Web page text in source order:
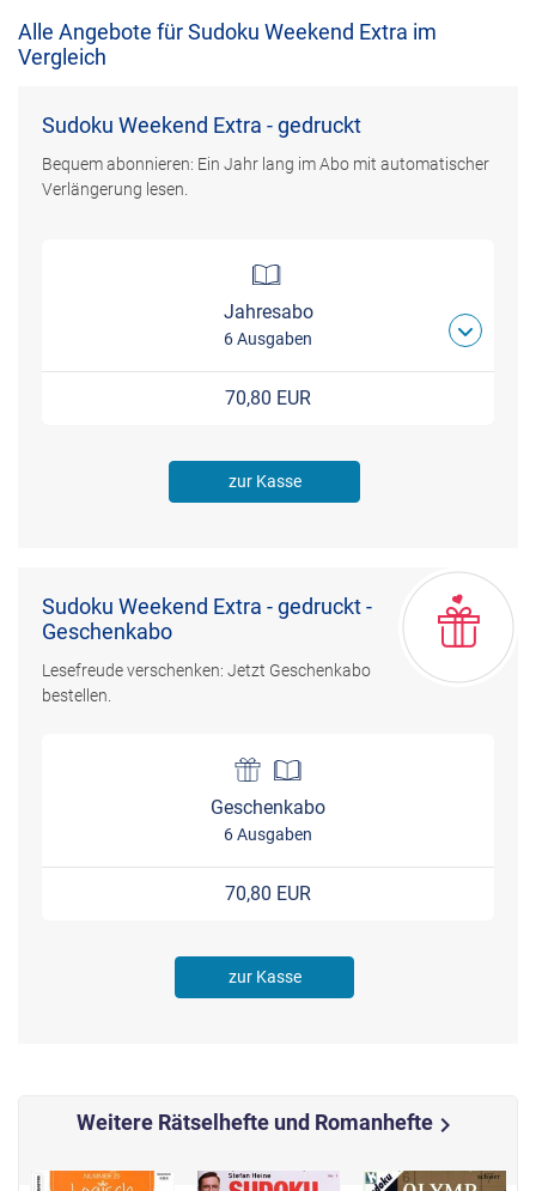
Alle Angebote für Sudoku Weekend Extra im
Vergleich
Sudoku Weekend Extra - gedruckt
Bequem abonnieren: Ein Jahr lang im Abo mit automatischer
Verlängerung lesen.
Jahresabo
6 Ausgaben
70,80 EUR
zur Kasse
Sudoku Weekend Extra - gedruckt -
Geschenkabo
Lesefreude verschenken: Jetzt Geschenkabo
bestellen.
Geschenkabo
6 Ausgaben
70,80 EUR
zur Kasse
Weitere Rätselhefte und Romanheftechevron_right